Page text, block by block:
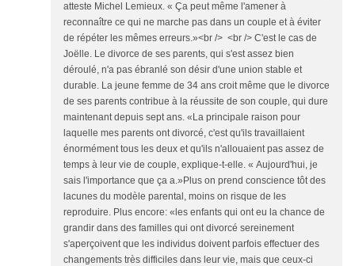
atteste Michel Lemieux. « Ça peut même l'amener à
reconnaître ce qui ne marche pas dans un couple et à éviter
de répéter les mêmes erreurs.»<br /> <br /> C'est le cas de
Joëlle. Le divorce de ses parents, qui s'est assez bien
déroulé, n'a pas ébranlé son désir d'une union stable et
durable. La jeune femme de 34 ans croit même que le divorce
de ses parents contribue à la réussite de son couple, qui dure
maintenant depuis sept ans. «La principale raison pour
laquelle mes parents ont divorcé, c'est qu'ils travaillaient
énormément tous les deux et qu'ils n'allouaient pas assez de
temps à leur vie de couple, explique-t-elle. « Aujourd'hui, je
sais l'importance que ça a.»Plus on prend conscience tôt des
lacunes du modèle parental, moins on risque de les
reproduire. Plus encore: «les enfants qui ont eu la chance de
grandir dans des familles qui ont divorcé sereinement
s'aperçoivent que les individus doivent parfois effectuer des
changements très difficiles dans leur vie, mais que ceux-ci